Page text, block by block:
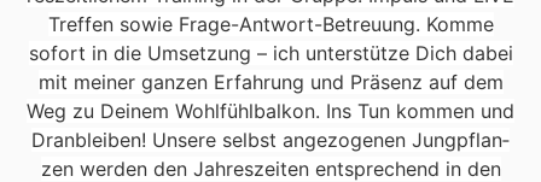
Tref­fen sowie Fra­ge-Ant­wort-Betreu­ung. Kom­me
sofort in die Umset­zung – ich unter­stüt­ze Dich dabei
mit mei­ner gan­zen Erfah­rung und Prä­senz auf dem
Weg zu Dei­nem Wohl­fühl­bal­kon. Ins Tun kom­men und
Dran­blei­ben! Unse­re selbst ange­zo­ge­nen Jung­pflan­
zen wer­den den Jah­res­zei­ten ent­spre­chend in den